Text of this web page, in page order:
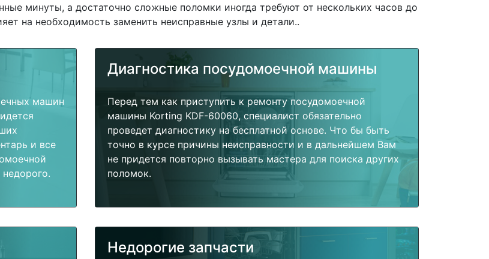
минуты, а достаточно сложные поломки иногда требуют от нескольких часов до
на необходимость заменить неисправные узлы и детали..
машин
и все
Диагностика посудомоечной машины
Перед тем как приступить к ремонту посудомоечной
машины Korting KDF-60060, специалист обязательно
проведет диагностику на бесплатной основе. Что бы быть
точно в курсе причины неисправности и в дальнейшем Вам
не придется повторно вызывать мастера для поиска других
поломок.
Недорогие запчасти